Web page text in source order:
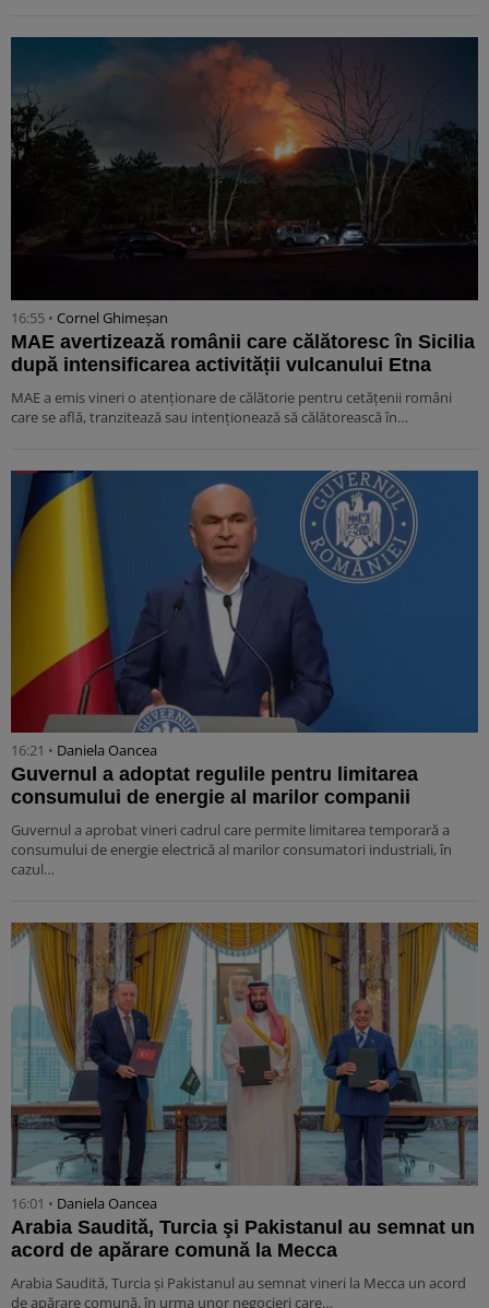
16:55 • Cornel Ghimeșan
MAE avertizează românii care călătoresc în Sicilia
după intensificarea activității vulcanului Etna
MAE a emis vineri o atenționare de călătorie pentru cetățenii români
care se află, tranzitează sau intenționează să călătorească în…
16:21 • Daniela Oancea
Guvernul a adoptat regulile pentru limitarea
consumului de energie al marilor companii
Guvernul a aprobat vineri cadrul care permite limitarea temporară a
consumului de energie electrică al marilor consumatori industriali, în
cazul…
16:01 • Daniela Oancea
Arabia Saudită, Turcia şi Pakistanul au semnat un
acord de apărare comună la Mecca
Arabia Saudită, Turcia şi Pakistanul au semnat vineri la Mecca un acord
de apărare comună, în urma unor negocieri care…